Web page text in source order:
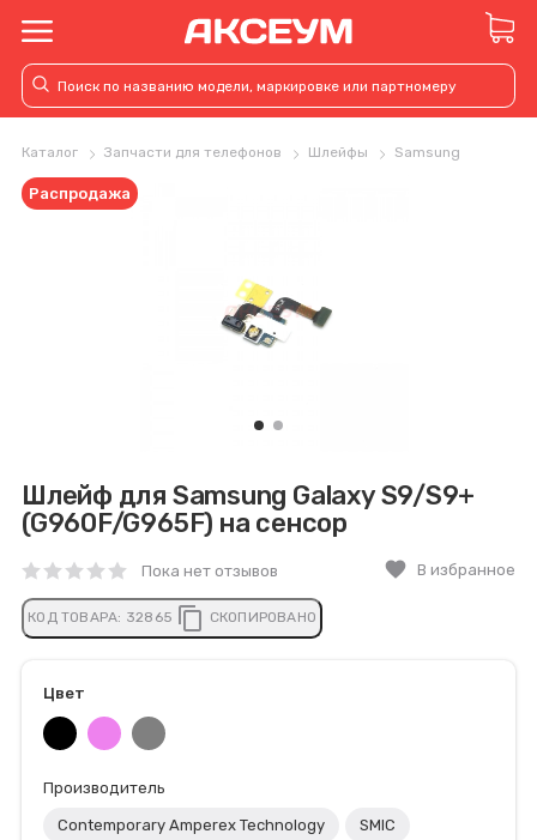
Каталог Запчасти для телефонов Шлейфы Samsung
Шлейф для Samsung Galaxy S9/S9+
(G960F/G965F) на сенсор
Пока нет отзывов favorite В избранное
КОД ТОВАРА: 32865 content_copy СКОПИРОВАНО
Распродажа
Цвет
Производитель
Contemporary Amperex Technology SMIC